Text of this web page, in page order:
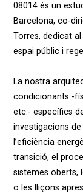
08014 és un
Barcelona, co-
Torres, dedicat
espai públic i
La nostra
condicionants -
etc.- específics
investigacions
l’eficiència
transició, el
sistemes oberts,
o les lliçons